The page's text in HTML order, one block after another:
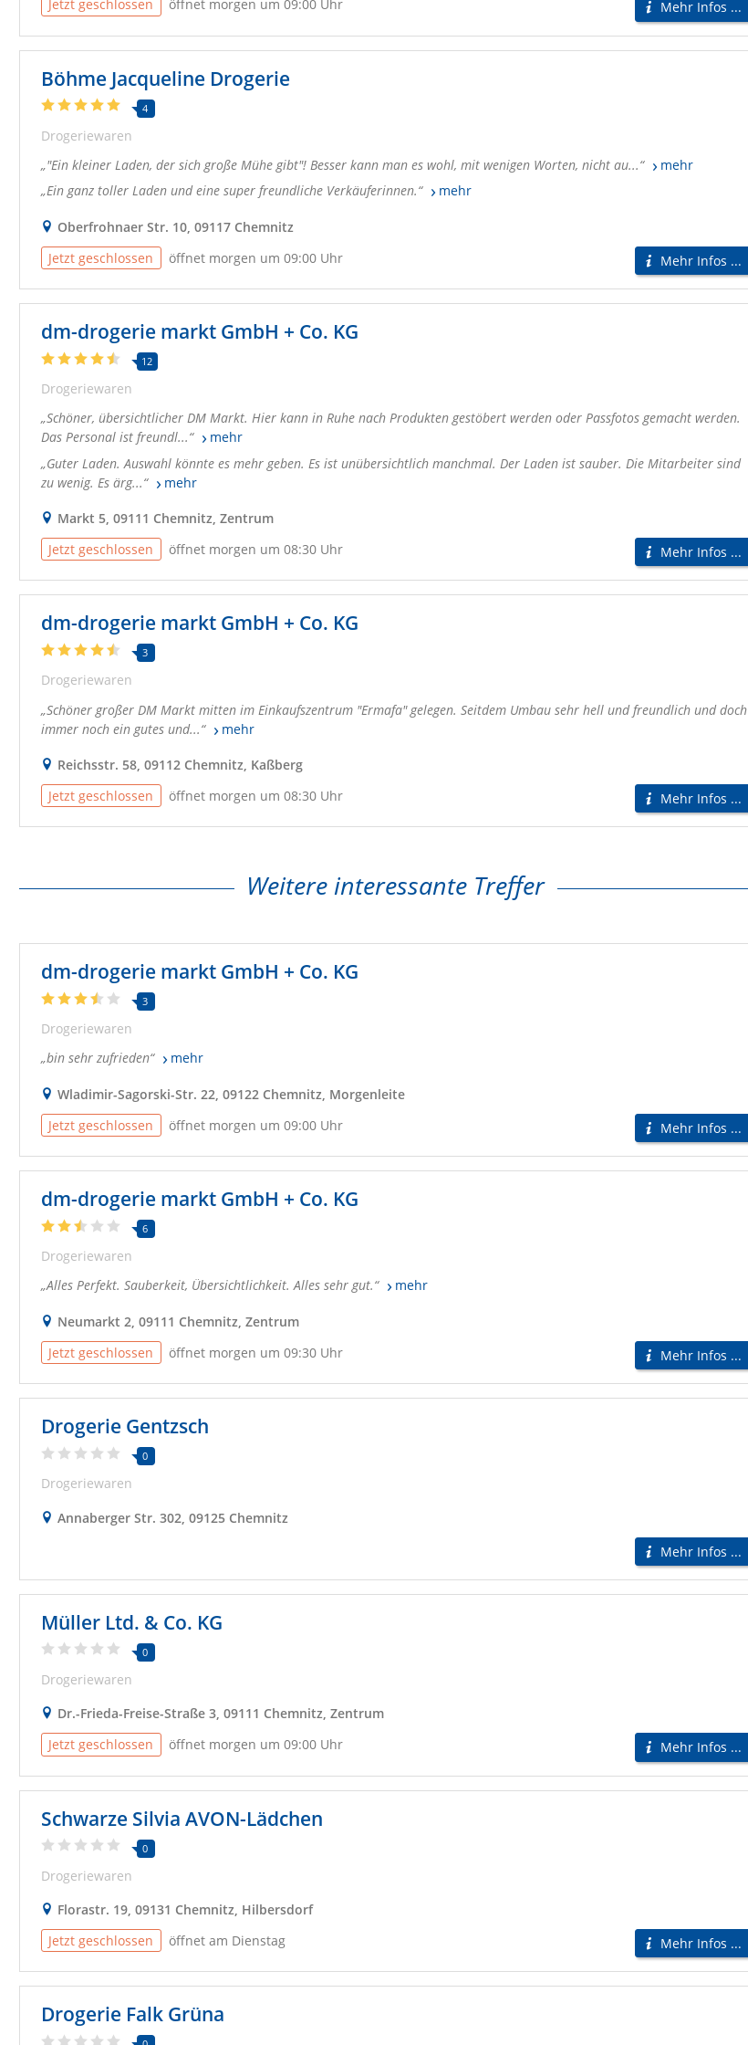
Jetzt geschlossen
öffnet morgen um 09:00 Uhr Mehr Infos ...
Böhme Jacqueline Drogerie
4
Drogeriewaren
"Ein kleiner Laden, der sich große Mühe gibt"! Besser kann man es wohl, mit wenigen Worten, nicht au...
mehr
Ein ganz toller Laden und eine super freundliche Verkäuferinnen.
mehr
Oberfrohnaer Str. 10, 09117 Chemnitz
Jetzt geschlossen
öffnet morgen um 09:00 Uhr Mehr Infos ...
dm-drogerie markt GmbH + Co. KG
12
Drogeriewaren
Schöner, übersichtlicher DM Markt. Hier kann in Ruhe nach Produkten gestöbert werden oder Passfotos gemacht werden.
Das Personal ist freundl...
mehr
Guter Laden. Auswahl könnte es mehr geben. Es ist unübersichtlich manchmal. Der Laden ist sauber. Die Mitarbeiter sind
zu wenig. Es ärg...
mehr
Markt 5, 09111 Chemnitz, Zentrum
Jetzt geschlossen
öffnet morgen um 08:30 Uhr Mehr Infos ...
dm-drogerie markt GmbH + Co. KG
3
Drogeriewaren
Schöner großer DM Markt mitten im Einkaufszentrum "Ermafa" gelegen. Seitdem Umbau sehr hell und freundlich und doch
immer noch ein gutes und...
mehr
Reichsstr. 58, 09112 Chemnitz, Kaßberg
Jetzt geschlossen
öffnet morgen um 08:30 Uhr Mehr Infos ...
Weitere interessante Treffer
dm-drogerie markt GmbH + Co. KG
3
Drogeriewaren
bin sehr zufrieden
mehr
Wladimir-Sagorski-Str. 22, 09122 Chemnitz, Morgenleite
Jetzt geschlossen
öffnet morgen um 09:00 Uhr Mehr Infos ...
dm-drogerie markt GmbH + Co. KG
6
Drogeriewaren
Alles Perfekt. Sauberkeit, Übersichtlichkeit. Alles sehr gut.
mehr
Neumarkt 2, 09111 Chemnitz, Zentrum
Jetzt geschlossen
öffnet morgen um 09:30 Uhr Mehr Infos ...
Drogerie Gentzsch
0
Drogeriewaren
Annaberger Str. 302, 09125 Chemnitz
Mehr Infos ...
Müller Ltd. & Co. KG
0
Drogeriewaren
Dr.-Frieda-Freise-Straße 3, 09111 Chemnitz, Zentrum
Jetzt geschlossen
öffnet morgen um 09:00 Uhr Mehr Infos ...
Schwarze Silvia AVON-Lädchen
0
Drogeriewaren
Florastr. 19, 09131 Chemnitz, Hilbersdorf
Jetzt geschlossen
öffnet am Dienstag Mehr Infos ...
Drogerie Falk Grüna